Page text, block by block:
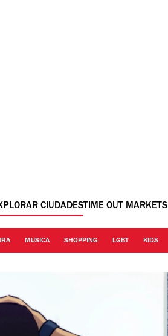
CIUDADESTIME OUT MARKETS
MUSICA SHOPPING LGBT KIDS